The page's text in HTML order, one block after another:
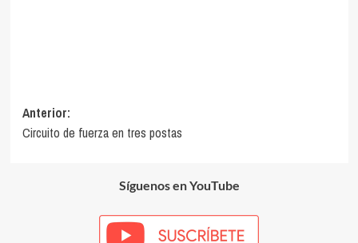
Navegación
de
Anterior:
Circuito de fuerza en tres postas
Síguenos en YouTube